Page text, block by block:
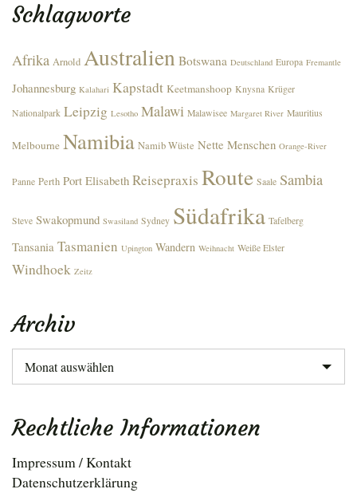
Schlagworte
Afrika Arnold Australien Botswana Deutschland Europa Fremantle
Johannesburg Kalahari Kapstadt Keetmanshoop Knysna Krüger
Nationalpark Leipzig Lesotho Malawi Malawisee Margaret River Mauritius
Melbourne Namibia Namib Wüste Nette Menschen Orange-River
Panne Perth Port Elisabeth Reisepraxis Route Saale Sambia
Steve Swakopmund Swasiland Sydney Südafrika Tafelberg
Tansania Tasmanien Upington Wandern Weihnacht Weiße Elster
Windhoek Zeitz
Archiv
Archiv
Rechtliche Informationen
Impressum / Kontakt
Datenschutzerklärung